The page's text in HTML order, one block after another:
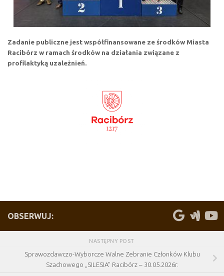
Zadanie publiczne jest współfinansowane ze środków Miasta
Racibórz w ramach środków na działania związane z
profilaktyką uzależnień.
OBSERWUJ:
NASTĘPNY POST
Sprawozdawczo-Wyborcze Walne Zebranie Członków Klubu
Szachowego „SILESIA” Racibórz – 30.05.2026r.